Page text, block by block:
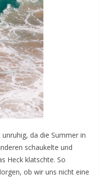
da die Summer in
schaukelte und
Heck klatschte. So
ob wir uns nicht eine